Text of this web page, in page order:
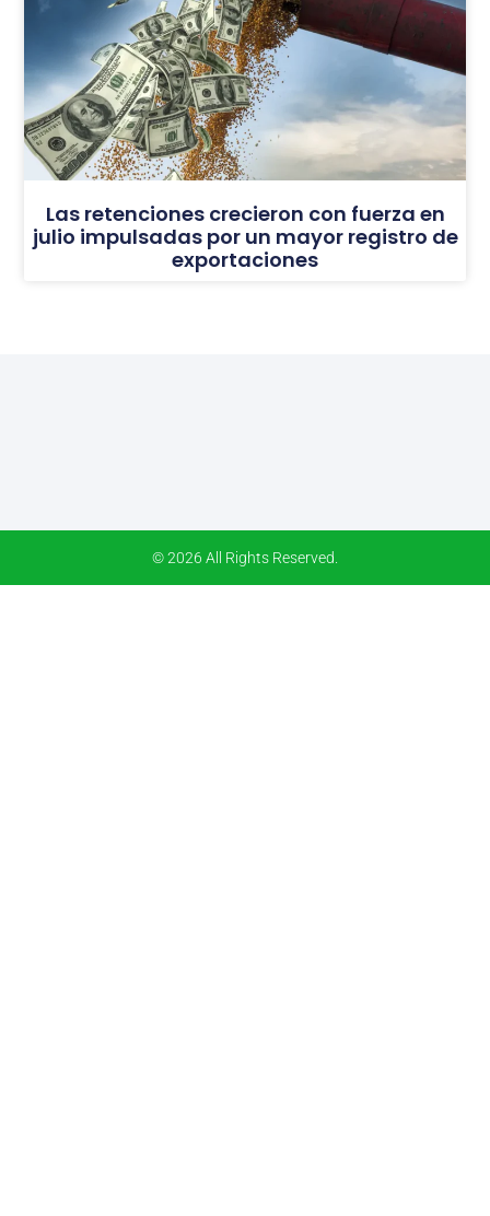
Las retenciones crecieron con fuerza en
julio impulsadas por un mayor registro de
exportaciones
© 2026 All Rights Reserved.